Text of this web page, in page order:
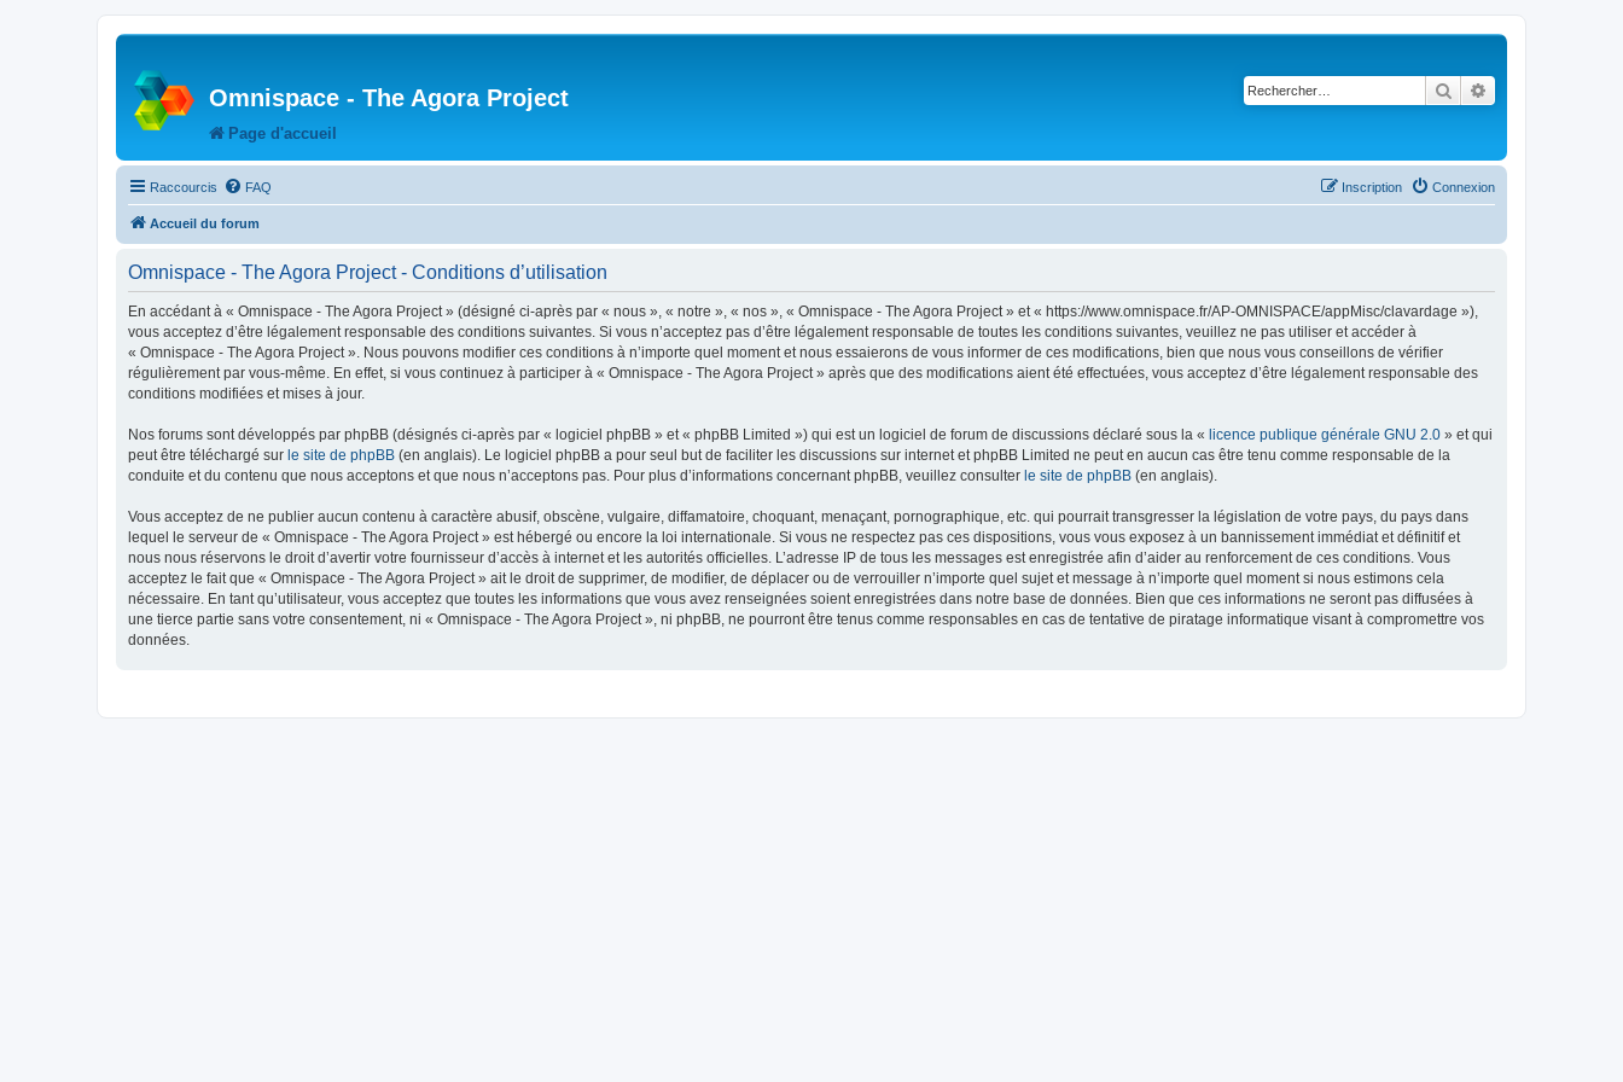
Omnispace - The Agora Project
Page d'accueil
Rechercher
Raccourcis FAQ Connexion
Inscription
Accueil du forum
Omnispace - The Agora Project - Conditions d’utilisation
En accédant à « Omnispace - The Agora Project » (désigné ci-après par « nous », « notre », « nos », « Omnispace - The Agora Project » et « https://www.omnispace.fr/AP-OMNISPACE/appMisc/clavardage »),
vous acceptez d’être légalement responsable des conditions suivantes. Si vous n’acceptez pas d’être légalement responsable de toutes les conditions suivantes, veuillez ne pas utiliser et accéder à
« Omnispace - The Agora Project ». Nous pouvons modifier ces conditions à n’importe quel moment et nous essaierons de vous informer de ces modifications, bien que nous vous conseillons de vérifier
régulièrement par vous-même. En effet, si vous continuez à participer à « Omnispace - The Agora Project » après que des modifications aient été effectuées, vous acceptez d’être légalement responsable des
conditions modifiées et mises à jour.
Nos forums sont développés par phpBB (désignés ci-après par « logiciel phpBB » et « phpBB Limited ») qui est un logiciel de forum de discussions déclaré sous la « licence publique générale GNU 2.0 » et qui
peut être téléchargé sur le site de phpBB (en anglais). Le logiciel phpBB a pour seul but de faciliter les discussions sur internet et phpBB Limited ne peut en aucun cas être tenu comme responsable de la
conduite et du contenu que nous acceptons et que nous n’acceptons pas. Pour plus d’informations concernant phpBB, veuillez consulter le site de phpBB (en anglais).
Vous acceptez de ne publier aucun contenu à caractère abusif, obscène, vulgaire, diffamatoire, choquant, menaçant, pornographique, etc. qui pourrait transgresser la législation de votre pays, du pays dans
lequel le serveur de « Omnispace - The Agora Project » est hébergé ou encore la loi internationale. Si vous ne respectez pas ces dispositions, vous vous exposez à un bannissement immédiat et définitif et
nous nous réservons le droit d’avertir votre fournisseur d’accès à internet et les autorités officielles. L’adresse IP de tous les messages est enregistrée afin d’aider au renforcement de ces conditions. Vous
acceptez le fait que « Omnispace - The Agora Project » ait le droit de supprimer, de modifier, de déplacer ou de verrouiller n’importe quel sujet et message à n’importe quel moment si nous estimons cela
nécessaire. En tant qu’utilisateur, vous acceptez que toutes les informations que vous avez renseignées soient enregistrées dans notre base de données. Bien que ces informations ne seront pas diffusées à
une tierce partie sans votre consentement, ni « Omnispace - The Agora Project », ni phpBB, ne pourront être tenus comme responsables en cas de tentative de piratage informatique visant à compromettre vos
données.